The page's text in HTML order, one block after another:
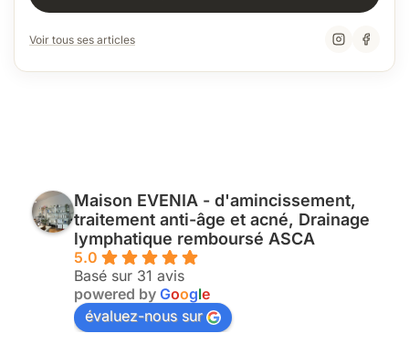
Voir tous ses articles
Maison EVENIA - d'amincissement,
traitement anti-âge et acné, Drainage
lymphatique remboursé ASCA
5.0
Basé sur 31 avis
powered by Google
évaluez-nous sur